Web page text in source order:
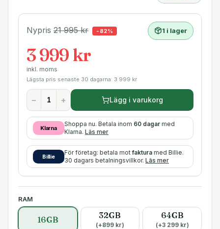
Nypris 21 995kr - 82% 1 i lager
3 999 kr
inkl. moms
Lägsta pris senaste 30 dagarna: 3 999 kr
− + Lägg i varukorg
Klarna
Shoppa nu. Betala inom 60 dagar med
Klarna. Läs mer
Billie
För företag: betala motfaktura med Billie.
30 dagars betalningsvillkor. Läs mer
RAM
16GB 32GB
(+899kr)
64GB
(+3 299kr)